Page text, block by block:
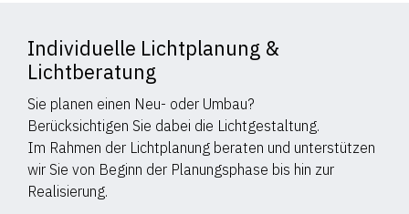
Individuelle Lichtplanung &
Lichtberatung
Sie planen einen Neu- oder Umbau?
Berücksichtigen Sie dabei die Lichtgestaltung.
Im Rahmen der Lichtplanung beraten und unterstützen
wir Sie von Beginn der Planungsphase bis hin zur
Realisierung.